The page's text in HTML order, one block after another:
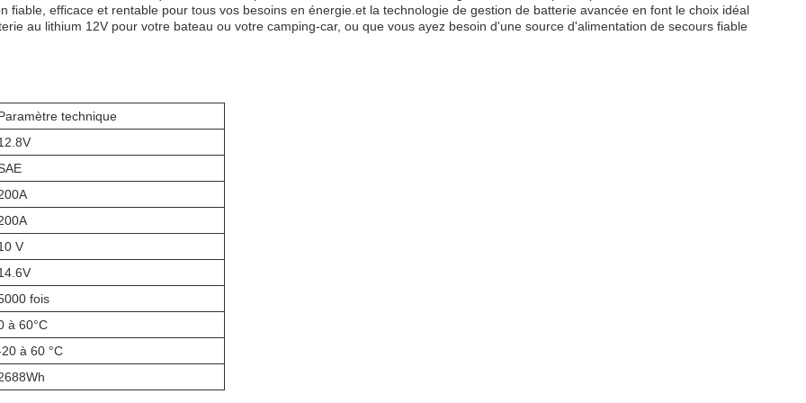
fiable, efficace et rentable pour tous vos besoins en énergie.et la technologie de gestion de batterie avancée en font le choix idéal
au lithium 12V pour votre bateau ou votre camping-car, ou que vous ayez besoin d'une source d'alimentation de secours fiable
technique
V
fois
à 60°C
à 60 °C